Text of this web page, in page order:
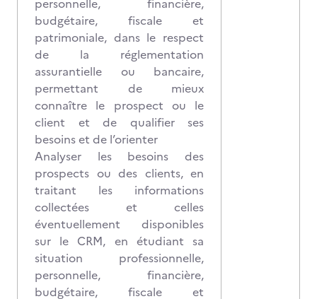
personnelle, financière,
budgétaire, fiscale et
patrimoniale, dans le respect
de la réglementation
assurantielle ou bancaire,
permettant de mieux
connaître le prospect ou le
client et de qualifier ses
besoins et de l’orienter
Analyser les besoins des
prospects ou des clients, en
traitant les informations
collectées et celles
éventuellement disponibles
sur le CRM, en étudiant sa
situation professionnelle,
personnelle, financière,
budgétaire, fiscale et